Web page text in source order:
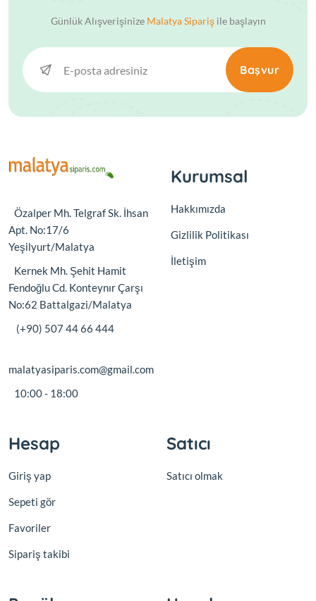
Günlük Alışverişinize Malatya Siparişile başlayın
Başvur
Özalper Mh. Telgraf Sk. İhsan
Apt. No:17/6
Yeşilyurt/Malatya
Kernek Mh. Şehit Hamit
Fendoğlu Cd. Konteynır Çarşı
No:62 Battalgazi/Malatya
(+90) 507 44 66 444
malatyasiparis.com@gmail.com
10:00 - 18:00
Kurumsal
Hakkımızda
Gizlilik Politikası
İletişim
Hesap
Giriş yap
Sepeti gör
Favoriler
Sipariş takibi
Satıcı
Satıcı olmak